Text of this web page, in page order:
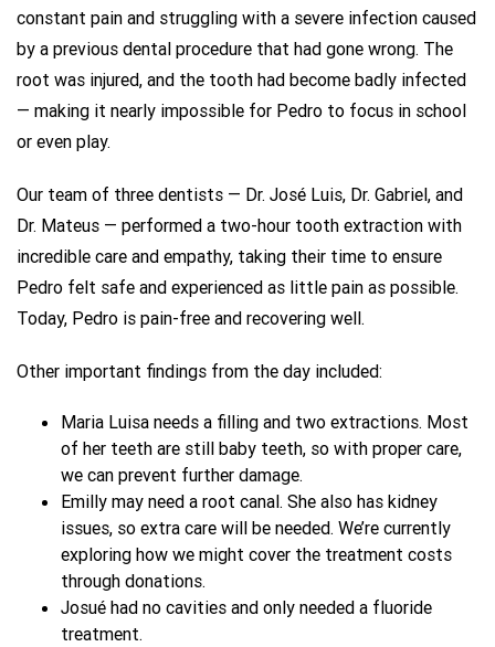
constant pain and struggling with a severe infection caused
by a previous dental procedure that had gone wrong. The
root was injured, and the tooth had become badly infected
— making it nearly impossible for Pedro to focus in school
or even play.
Our team of three dentists — Dr. José Luis, Dr. Gabriel, and
Dr. Mateus — performed a two-hour tooth extraction with
incredible care and empathy, taking their time to ensure
Pedro felt safe and experienced as little pain as possible.
Today, Pedro is pain-free and recovering well.
Other important findings from the day included:
Maria Luisa needs a filling and two extractions. Most
of her teeth are still baby teeth, so with proper care,
we can prevent further damage.
Emilly may need a root canal. She also has kidney
issues, so extra care will be needed. We’re currently
exploring how we might cover the treatment costs
through donations.
Josué had no cavities and only needed a fluoride
treatment.